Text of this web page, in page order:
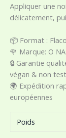
Appliquer une
délicatement,
📦 Format :
🌹 Marque: O
🔒 Garantie
végan & non
🌍 Expédition
européennes
Poids